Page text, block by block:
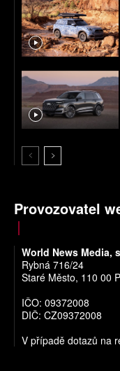
Provozovatel
World News Media,
Rybná 716/24
Staré Město, 110 00
IČO: 09372008
DIČ: CZ09372008
V případě dotazů na